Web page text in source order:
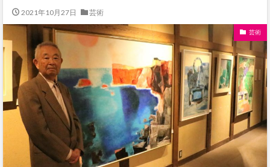
2021年10月27日 芸術
芸術